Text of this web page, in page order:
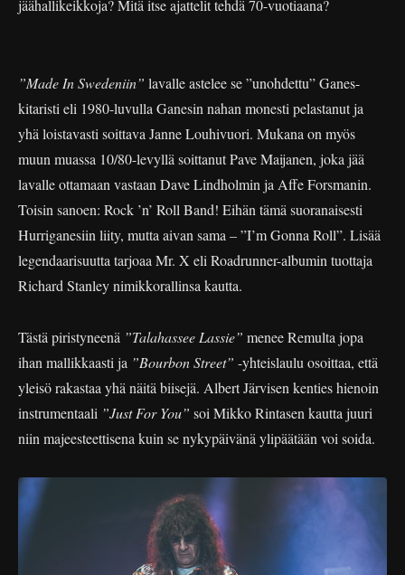
jäähallikeikkoja? Mitä itse ajattelit tehdä 70-vuotiaana?
”Made In Swedeniin” lavalle astelee se ”unohdettu” Ganes-
kitaristi eli 1980-luvulla Ganesin nahan monesti pelastanut ja
yhä loistavasti soittava Janne Louhivuori. Mukana on myös
muun muassa 10/80-levyllä soittanut Pave Maijanen, joka jää
lavalle ottamaan vastaan Dave Lindholmin ja Affe Forsmanin.
Toisin sanoen: Rock ’n’ Roll Band! Eihän tämä suoranaisesti
Hurriganesiin liity, mutta aivan sama – ”I’m Gonna Roll”. Lisää
legendaarisuutta tarjoaa Mr. X eli Roadrunner-albumin tuottaja
Richard Stanley nimikkorallinsa kautta.
Tästä piristyneenä ”Talahassee Lassie” menee Remulta jopa
ihan mallikkaasti ja ”Bourbon Street” -yhteislaulu osoittaa, että
yleisö rakastaa yhä näitä biisejä. Albert Järvisen kenties hienoin
instrumentaali ”Just For You” soi Mikko Rintasen kautta juuri
niin majeesteettisena kuin se nykypäivänä ylipäätään voi soida.